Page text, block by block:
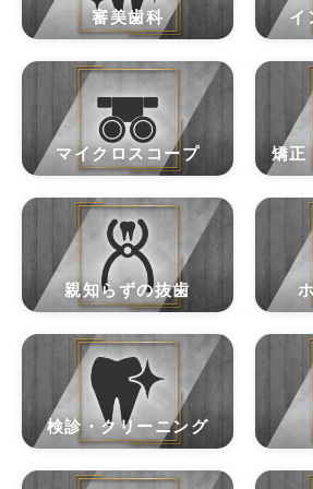
審美歯科 イ
マイクロスコープ 矯正
親知らずの抜歯
検診・クリーニング